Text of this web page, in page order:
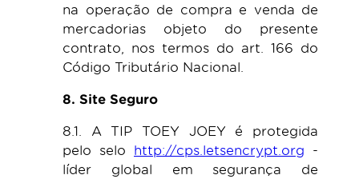
na operação de compra e venda de
mercadorias objeto do presente
contrato, nos termos do art. 166 do
Código Tributário Nacional.
8. Site Seguro
8.1. A TIP TOEY JOEY é protegida
pelo selo http://cps.letsencrypt.org -
líder global em segurança de